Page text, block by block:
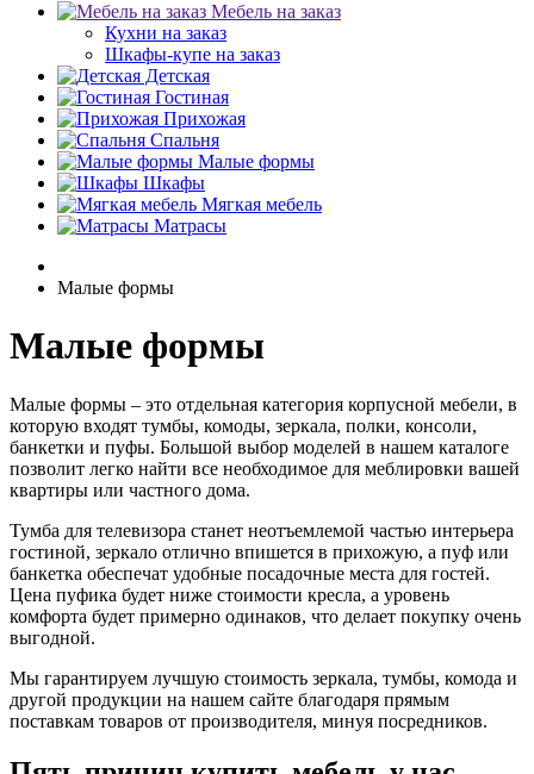
Мебель на заказ
Кухни на заказ
Шкафы-купе на заказ
Детская
Гостиная
Прихожая
Спальня
Малые формы
Шкафы
Мягкая мебель
Матрасы
Малые формы
Малые формы
Малые формы – это отдельная категория корпусной мебели, в
которую входят тумбы, комоды, зеркала, полки, консоли,
банкетки и пуфы. Большой выбор моделей в нашем каталоге
позволит легко найти все необходимое для меблировки вашей
квартиры или частного дома.
Тумба для телевизора станет неотъемлемой частью интерьера
гостиной, зеркало отлично впишется в прихожую, а пуф или
банкетка обеспечат удобные посадочные места для гостей.
Цена пуфика будет ниже стоимости кресла, а уровень
комфорта будет примерно одинаков, что делает покупку очень
выгодной.
Мы гарантируем лучшую стоимость зеркала, тумбы, комода и
другой продукции на нашем сайте благодаря прямым
поставкам товаров от производителя, минуя посредников.